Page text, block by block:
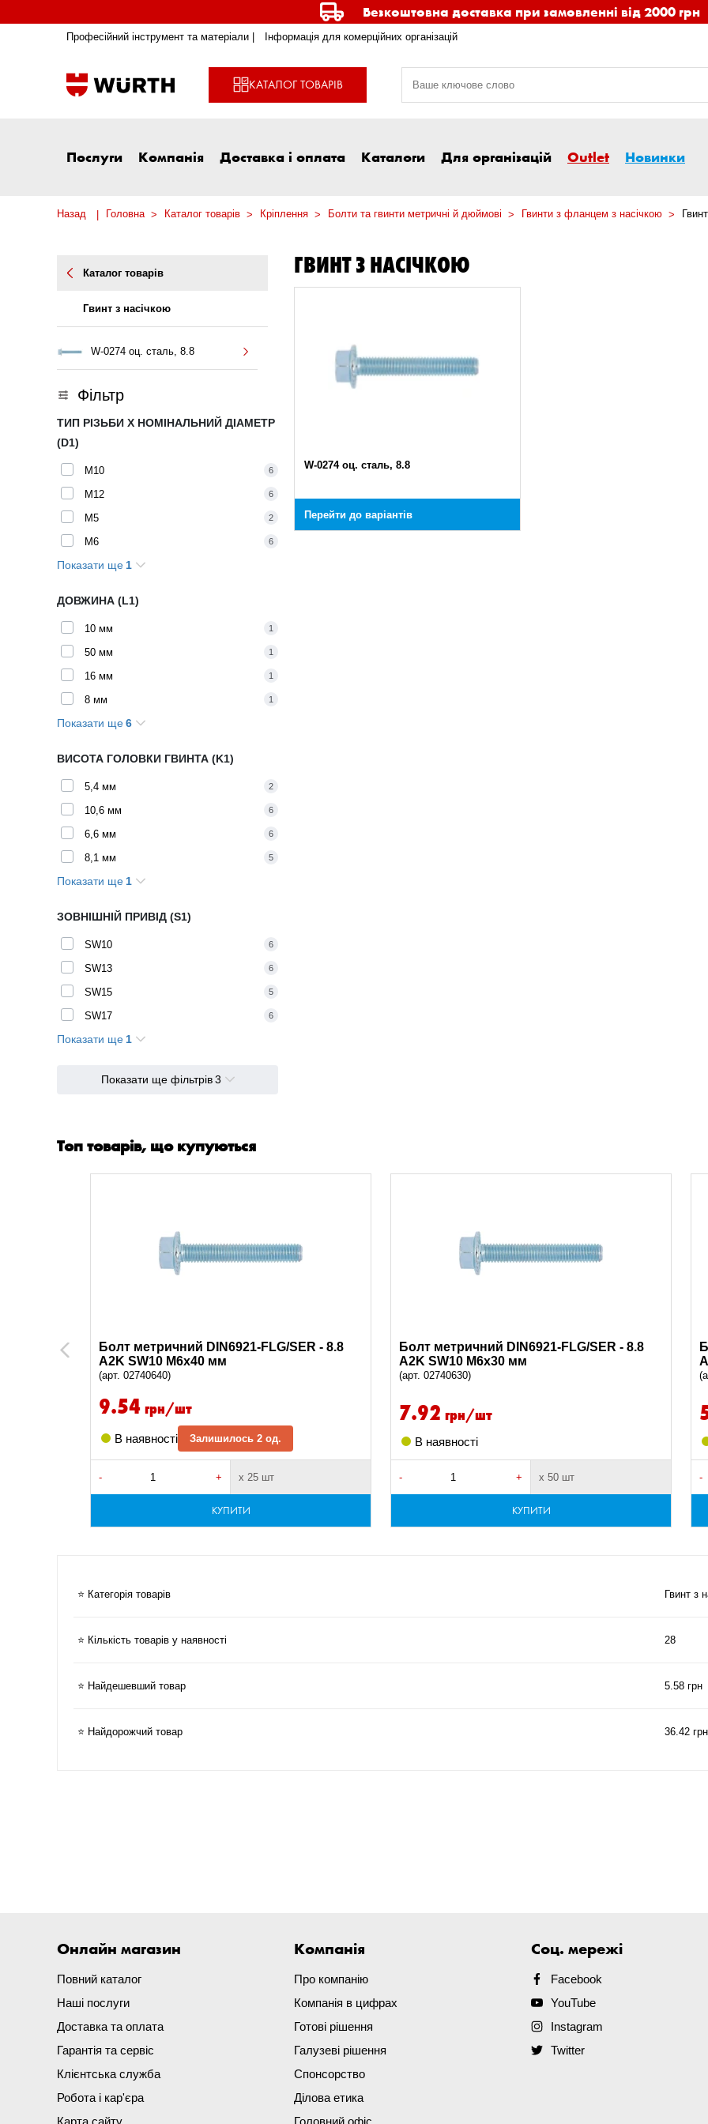
Безкоштовна доставка при замовленні від 2000 грн
Професійний інструмент та матеріали | Інформація для комерційних організацій
КАТАЛОГ ТОВАРІВ
Послуги Компанія Доставка і оплата Каталоги Для організацій Outlet Новинки
Назад Головна Каталог товарів Кріплення Болти та гвинти метричні й дюймові Гвинти з фланцем з насічкою
Каталог товарів
Гвинт з насічкою
W-0274 оц. сталь, 8.8
Фільтр
ТИП РІЗЬБИ X НОМІНАЛЬНИЙ ДІАМЕТР
(D1)
M10 6
M12 6
M5 2
M6 6
M8
Показати ще 1
ДОВЖИНА (L1)
10 мм 1
50 мм 1
16 мм 1
8 мм 1
20 мм
35 мм
40 мм
45 мм
Показати ще6
ВИСОТА ГОЛОВКИ ГВИНТА (K1)
5,4 мм 2
10,6 мм 6
6,6 мм 6
8,1 мм 5
9,2 мм
Показати ще 1
ЗОВНІШНІЙ ПРИВІД (S1)
SW10 6
SW13 6
SW15 5
SW17 6
SW8
Показати ще 1
Показати ще фільтрів 3
ГВИНТ З НАСІЧКОЮ
W-0274 оц. сталь, 8.8
Перейти до варіантів
Топ товарів, що купуються
PreviousБолт метричний DIN6921-FLG/SER - 8.8
A2K SW10 M6x40 мм
(арт. 02740640)
9.54 грн/шт
В наявності Залишилось 2 од.
- + х 25 шт
КУПИТИ
Болт метричний DIN6921-FLG/SER - 8.8
A2K SW10 M6x30 мм
(арт. 02740630)
7.92 грн/шт
В наявності
- + х 50 шт
КУПИТИ
-
⭐ Категорія товарів Гвинт з
⭐ Кількість товарів у наявності 28
⭐ Найдешевший товар 5.58 грн
⭐ Найдорожчий товар 36.42 грн
Онлайн магазин
Повний каталог
Наші послуги
Доставка та оплата
Гарантія та сервіс
Клієнтська служба
Робота і кар'єра
Карта сайту
Компанія
Про компанію
Компанія в цифрах
Готові рішення
Галузеві рішення
Спонсорство
Ділова етика
Головний офіс
Соц. мережі
Facebook
YouTube
Instagram
Twitter